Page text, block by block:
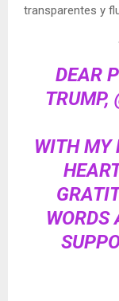
transparentes y
DEAR
TRUMP,
WITH MY
WORDS